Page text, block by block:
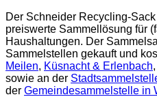
Der Schneider Recycling-
preiswerte Sammellösung für
Haushaltungen. Der
Sammelstellen gekauft und
Meilen, Küsnacht & Erlenbach,
sowie an der
der Gemeindesammelstelle in